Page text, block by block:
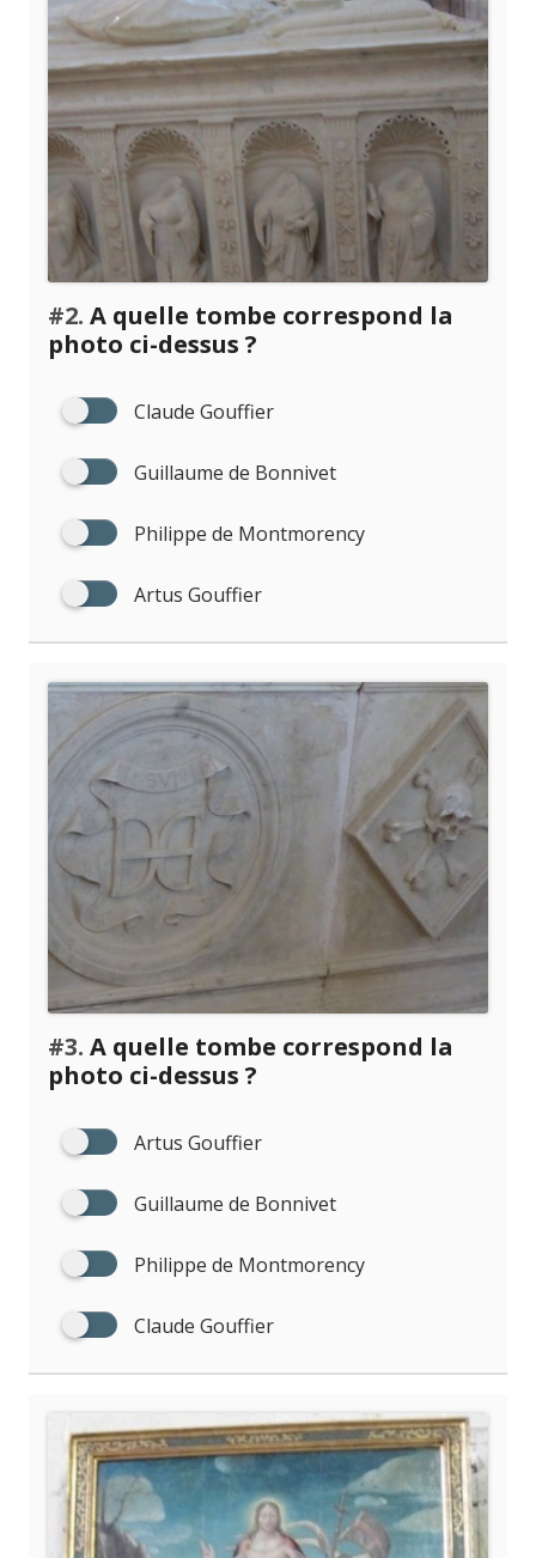
#2. A quelle tombe correspond la
photo ci-dessus ?
Claude Gouffier
Guillaume de Bonnivet
Philippe de Montmorency
Artus Gouffier
#3. A quelle tombe correspond la
photo ci-dessus ?
Artus Gouffier
Guillaume de Bonnivet
Philippe de Montmorency
Claude Gouffier